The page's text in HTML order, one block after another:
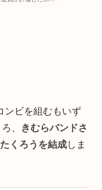
ンビを組むもいず
、
きむらバンドさ
くろうを結成しま